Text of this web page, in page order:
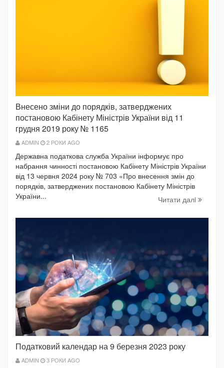
Внесено зміни до порядків, затверджених
постановою Кабінету Міністрів України від 11
грудня 2019 року № 1165
ADMIN 2 РОКИ AGO
Державна податкова служба України інформує про
набрання чинності постановою Кабінету Міністрів України
від 13 червня 2024 року № 703 «Про внесення змін до
порядків, затверджених постановою Кабінету Міністрів
України...
Читати далi
Податковий календар на 9 березня 2023 року
ADMIN 3 РОКИ AGO